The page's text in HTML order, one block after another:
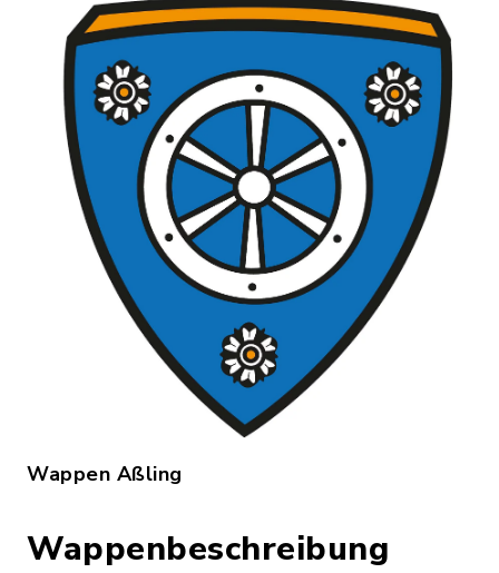
Wappen Aßling
Wappenbeschreibung